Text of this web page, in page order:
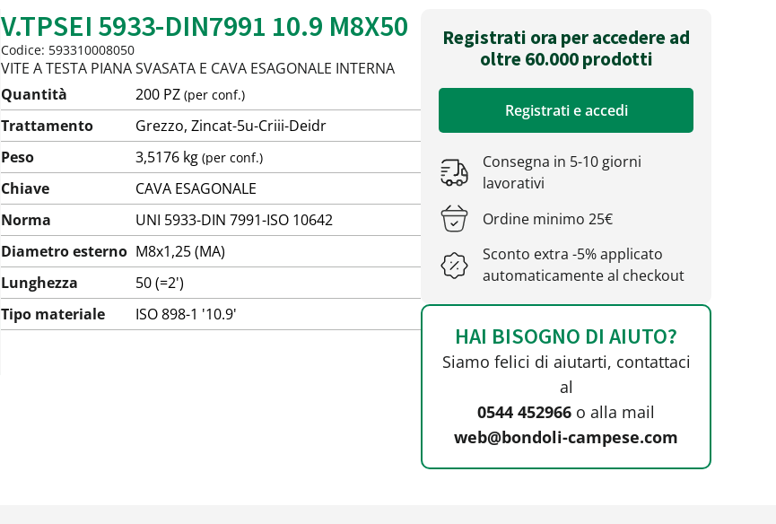
V.TPSEI 5933-DIN7991 10.9 M8X50
Codice: 593310008050
VITE A TESTA PIANA SVASATA E CAVA ESAGONALE INTERNA
Quantità
200 PZ (per conf.)
Trattamento
Grezzo, Zincat-5u-Criii-Deidr
Peso
3,5176 kg (per conf.)
Chiave
CAVA ESAGONALE
Norma
UNI 5933-DIN 7991-ISO 10642
Diametro esterno M8x1,25 (MA)
Lunghezza
50 (=2')
Tipo materiale
ISO 898-1 '10.9'
Registrati ora per accedere ad
oltre 60.000 prodotti
Registrati e accedi
Consegna in 5-10 giorni
lavorativi
Ordine minimo 25€
Sconto extra -5% applicato
automaticamente al checkout
HAI BISOGNO DI AIUTO?
Siamo felici di aiutarti, contattaci
al
0544 452966 o alla mail
web@bondoli-campese.com